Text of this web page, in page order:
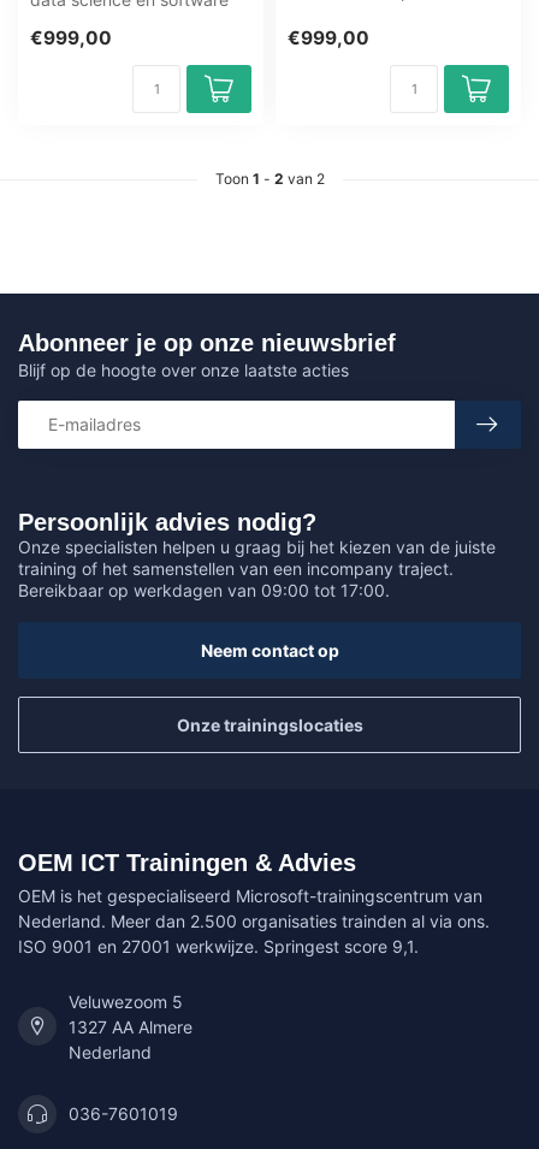
€999,00
CSS, ...
€999,00
Toon 1 - 2 van 2
Persoonlijk advies nodig?
Onze specialisten helpen u graag bij het kiezen van de juiste
training of het samenstellen van een incompany traject.
Bereikbaar op werkdagen van 09:00 tot 17:00.
Neem contact op
Onze trainingslocaties
Abonneer je op onze nieuwsbrief
Blijf op de hoogte over onze laatste acties
OEM ICT Trainingen & Advies
OEM is het gespecialiseerd Microsoft-trainingscentrum van
Nederland. Meer dan 2.500 organisaties trainden al via ons.
ISO 9001 en 27001 werkwijze. Springest score 9,1.
Veluwezoom 5
1327 AA Almere
Nederland
036-7601019